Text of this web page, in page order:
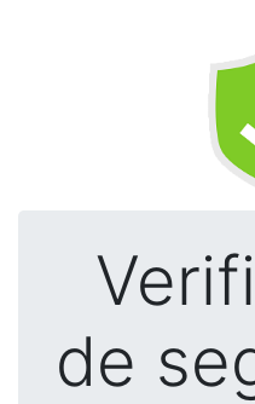
de